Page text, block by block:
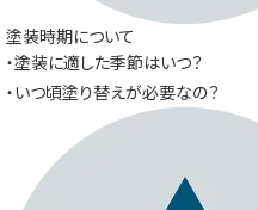
塗装時期について
・塗装に適した季節はいつ？
・いつ頃塗り替えが必要なの？